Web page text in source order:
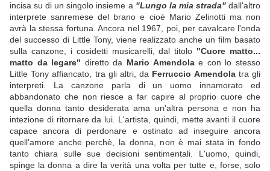
incisa su di un singolo insieme a "Lungo la mia strada"dall'altro
interprete sanremese del brano e cioè Mario Zelinotti ma non
avrà la stessa fortuna. Ancora nel 1967, poi, per cavalcare l'onda
del successo di Little Tony, viene realizzato anche un film basato
sulla canzone, i cosidetti musicarelli, dal titolo "Cuore matto...
matto da legare" diretto da Mario Amendolae con lo stesso
Little Tony affiancato, tra gli altri, da Ferruccio Amendolatra gli
interpreti. La canzone parla di un uomo innamorato ed
abbandonato che non riesce a far capire al proprio cuore che
quella donna tanto desiderata ama un'altra persona e non ha
intezione di ritornare da lui. L'artista, quindi, mette avanti il cuore
capace ancora di perdonare e ostinato ad inseguire ancora
quell'amore anche perchè, la donna, non è mai stata in fondo
tanto chiara sulle sue decisioni sentimentali. L'uomo, quindi,
spinge la donna a dire la verità una volta per tutte e, forse, solo